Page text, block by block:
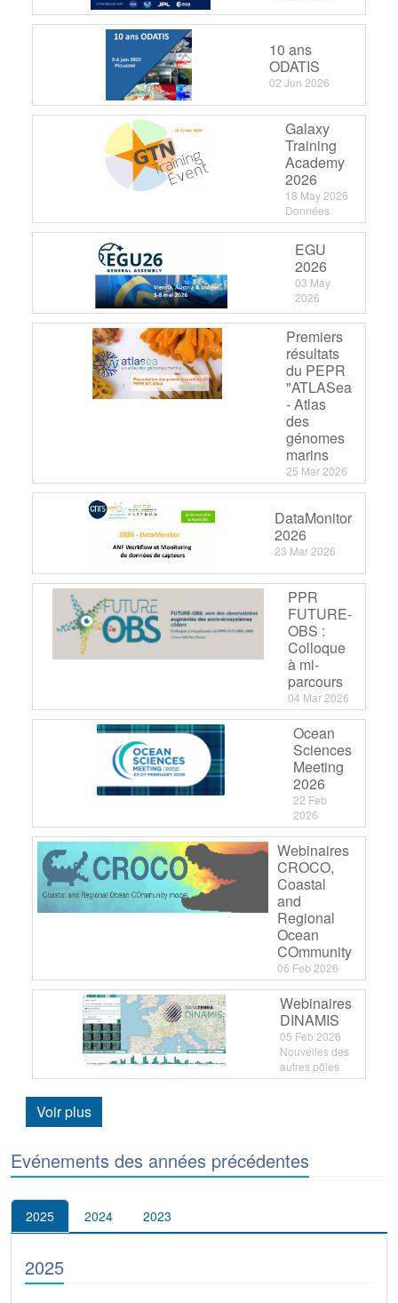
10 ans
ODATIS
02 Jun 2026
Galaxy
Training
Academy
2026
18 May 2026
Données
EGU
2026
03 May
2026
Premiers
résultats
du PEPR
"ATLASea
- Atlas
des
génomes
marins
25 Mar 2026
DataMonitor
2026
23 Mar 2026
PPR
FUTURE-
OBS :
Colloque
à mi-
parcours
04 Mar 2026
Ocean
Sciences
Meeting
2026
22 Feb
2026
Webinaires
CROCO,
Coastal
and
Regional
Ocean
COmmunity
06 Feb 2026
Webinaires
DINAMIS
05 Feb 2026
Nouvelles des
autres pôles
Voir plus
Evénements des années précédentes
2025 2024 2023
2025